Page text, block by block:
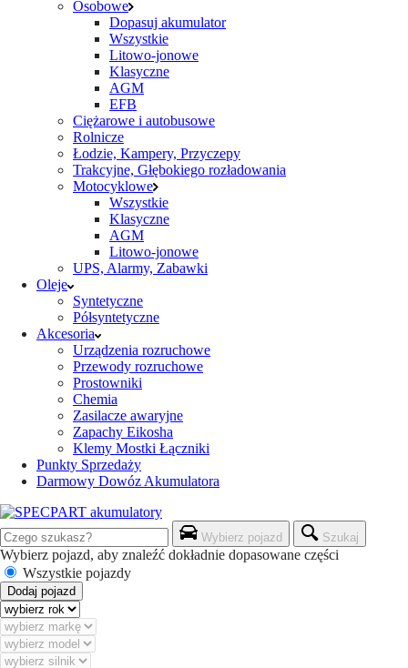
Osobowe
Dopasuj akumulator
Wszystkie
Litowo-jonowe
Klasyczne
AGM
EFB
Ciężarowe i autobusowe
Rolnicze
Łodzie, Kampery, Przyczepy
Trakcyjne, Głębokiego rozładowania
Motocyklowe
Wszystkie
Klasyczne
AGM
Litowo-jonowe
UPS, Alarmy, Zabawki
Oleje
Syntetyczne
Półsyntetyczne
Akcesoria
Urządzenia rozruchowe
Przewody rozruchowe
Prostowniki
Chemia
Zasilacze awaryjne
Zapachy Eikosha
Klemy Mostki Łączniki
Punkty Sprzedaży
Darmowy Dowóz Akumulatora
Wybierz pojazd Szukaj
Wybierz pojazd, aby znaleźć dokładnie dopasowane części
Wszystkie pojazdy
Dodaj pojazd